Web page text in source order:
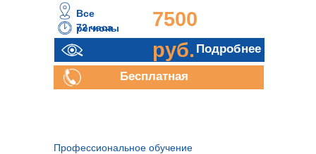
72 часа
7500
руб.
Все
регионы
Подробнее
Бесплатная
Профессиональное обучение